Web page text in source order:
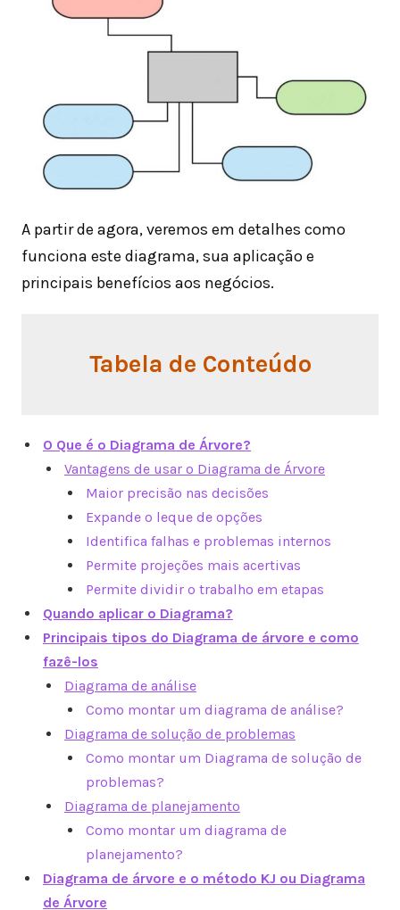
A partir de agora, veremos em detalhes como
funciona este diagrama, sua aplicação e
principais benefícios aos negócios.
Tabela de Conteúdo
O Que é o Diagrama de Árvore?
Vantagens de usar o Diagrama de Árvore
Maior precisão nas decisões
Expande o leque de opções
Identifica falhas e problemas internos
Permite projeções mais acertivas
Permite dividir o trabalho em etapas
Quando aplicar o Diagrama?
Principais tipos do Diagrama de árvore e como
fazê-los
Diagrama de análise
Como montar um diagrama de análise?
Diagrama de solução de problemas
Como montar um Diagrama de solução de
problemas?
Diagrama de planejamento
Como montar um diagrama de
planejamento?
Diagrama de árvore e o método KJ ou Diagrama
de Árvore